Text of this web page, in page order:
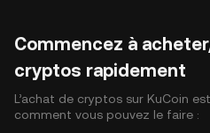
Commencez à
cryptos rapidement
L’achat de cryptos sur KuCoin
comment vous pouvez le faire :